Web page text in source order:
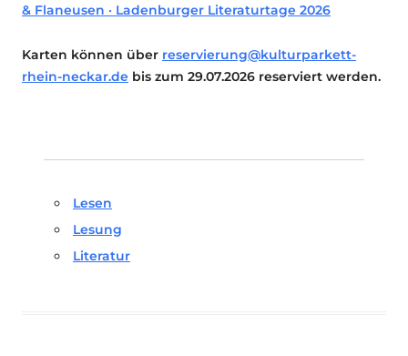
& Flaneusen · Ladenburger Literaturtage 2026
Karten können über reservierung@kulturparkett-
rhein-neckar.de bis zum 29.07.2026 reserviert werden.
Lesen
Lesung
Literatur